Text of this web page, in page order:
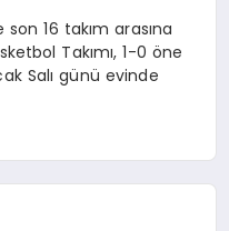
16 takım arasına
Takımı, 1-0 öne
Salı günü evinde